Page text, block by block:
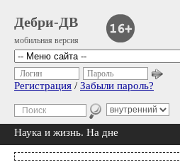
Дебри-ДВ
мобильная версия
Логин Пароль
Регистрация / Забыли пароль?
Наука и жизнь. На дне